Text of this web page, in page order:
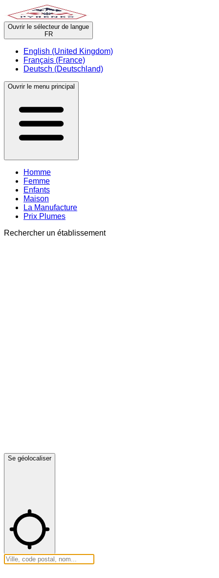
Ouvrir le sélecteur de langue
FR
English (United Kingdom)
Français (France)
Deutsch (Deutschland)
Ouvrir le menu principal
Homme
Femme
Enfants
Maison
La Manufacture
Prix Plumes
Rechercher un établissement
Se géolocaliser